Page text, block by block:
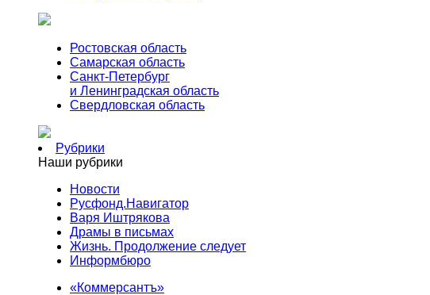
Ростовская область
Самарская область
Санкт-Петербург
и Ленинградская область
Свердловская область
Рубрики
Наши рубрики
Новости
Русфонд.Навигатор
Варя Иштрякова
Драмы в письмах
Жизнь. Продолжение следует
Информбюро
«Коммерсантъ»